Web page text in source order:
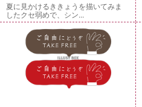
夏に見かけるききょうを描いてみま
したクセ弱めで、シン...